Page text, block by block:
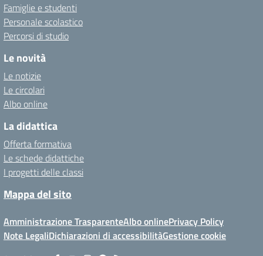
Famiglie e studenti
Personale scolastico
Percorsi di studio
Le novità
Le notizie
Le circolari
Albo online
La didattica
Offerta formativa
Le schede didattiche
I progetti delle classi
Mappa del sito
Amministrazione TrasparenteAlbo onlinePrivacy Policy
Note LegaliDichiarazioni di accessibilitàGestione cookie